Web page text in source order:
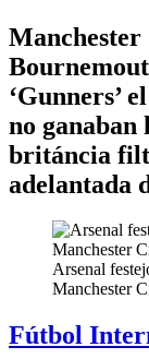
Manchester
‘Gunners’
no ganaban
británcia
adelantada
Arsenal
Manchester
Fútbol